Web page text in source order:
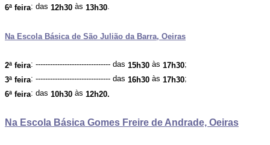
6ª feira: das 12h30 às 13h30.
Na Escola Básica de São Julião da Barra, Oeiras
2ª feira: ------------------------------- das 15h30 às 17h30;
3ª feira: ------------------------------- das 16h30 às 17h30;
6ª feira: das 10h30 às 12h20.
Na Escola Básica Gomes Freire de Andrade, Oeiras